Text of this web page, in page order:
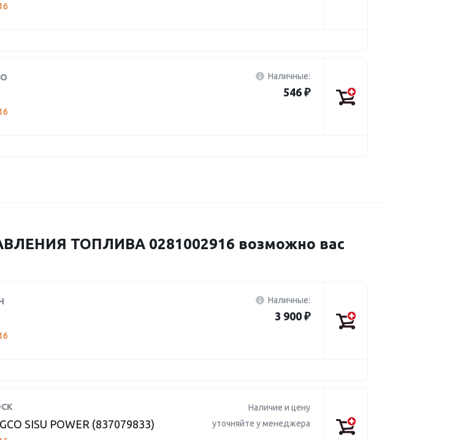
Наличные:
546 ₽
ТОПЛИВА 0281002916 возможно вас
Наличные:
3 900 ₽
SISU POWER (837079833)
Наличие и цену
уточняйте у менеджера